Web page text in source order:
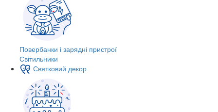
Повербанки і зарядні пристрої
Світильники
Святковий декор